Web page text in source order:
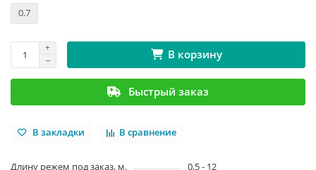
0.7
В корзину
Быстрый заказ
В закладки В сравнение
Длину режем под заказ, м.
0,5 - 12